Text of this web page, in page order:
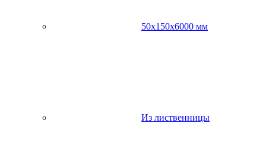
50х150х6000 мм
Из лиственницы